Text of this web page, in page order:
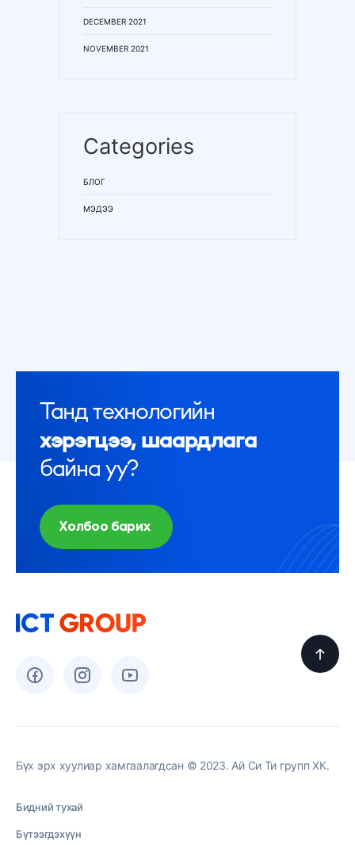
DECEMBER 2021
NOVEMBER 2021
Categories
БЛОГ
МЭДЭЭ
Танд технологийн
хэрэгцээ, шаардлага
байна уу?
Холбоо барих
Бүх эрх хуулиар хамгаалагдсан © 2023. Ай Си Ти групп ХК.
Бидний тухай
Бүтээгдэхүүн